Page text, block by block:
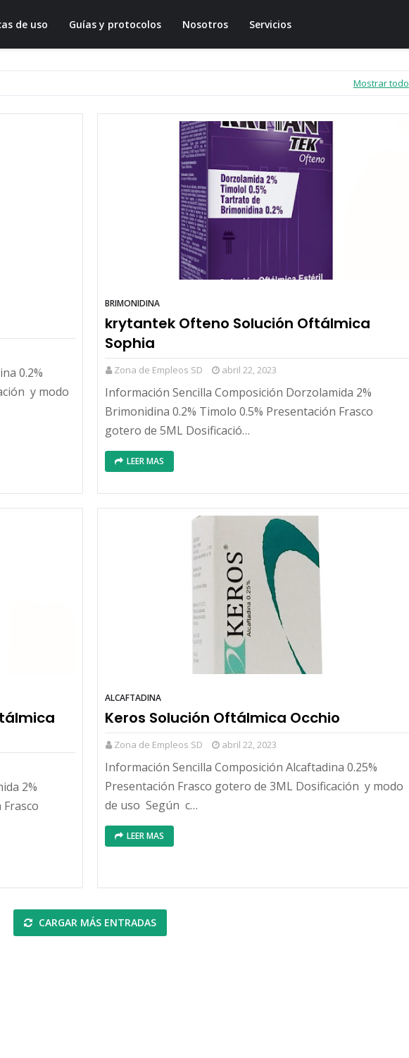
de uso Guías y protocolos Nosotros Servicios
Mostrar todo
0.2%
y modo
BRIMONIDINA
krytantek Ofteno Solución Oftálmica
Sophia
Zona de Empleos SD abril 22, 2023
Información Sencilla Composición Dorzolamida 2%
Brimonidina 0.2% Timolo 0.5% Presentación Frasco
gotero de 5ML Dosificació…
LEER MAS
2%
ALCAFTADINA
Keros Solución Oftálmica Occhio
Zona de Empleos SD abril 22, 2023
Información Sencilla Composición Alcaftadina 0.25%
Presentación Frasco gotero de 3ML Dosificación y modo
de uso Según c…
LEER MAS
CARGAR MÁS ENTRADAS